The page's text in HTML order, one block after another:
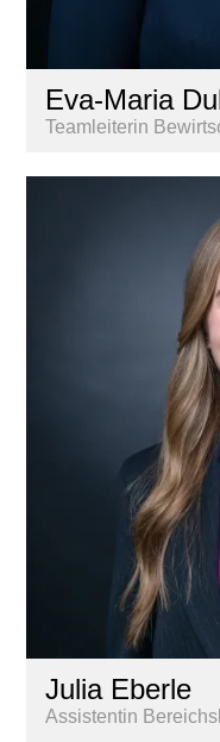
Eva-Maria
Teamleiterin
Julia Eberle
Assistentin